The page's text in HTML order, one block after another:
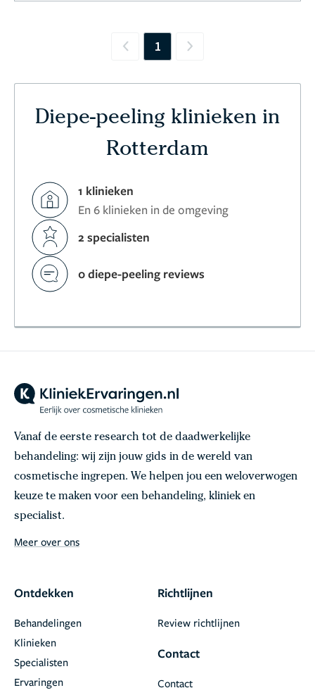
Previous
1 Next
Diepe-peeling klinieken in
Rotterdam
1 klinieken
En 6 klinieken in de omgeving
2 specialisten
0 diepe-peeling reviews
Vanaf de eerste research tot de daadwerkelijke
behandeling: wij zijn jouw gids in de wereld van
cosmetische ingrepen. We helpen jou een weloverwogen
keuze te maken voor een behandeling, kliniek en
specialist.
Meer over ons
Ontdekken
Behandelingen
Klinieken
Specialisten
Ervaringen
Richtlijnen
Review richtlijnen
Contact
Contact